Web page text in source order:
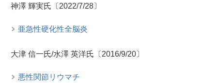
神澤 輝実氏〔2022/7/28〕
亜急性硬化性全脳炎
大津 信一氏/水澤 英洋氏〔2016/9/20〕
悪性関節リウマチ